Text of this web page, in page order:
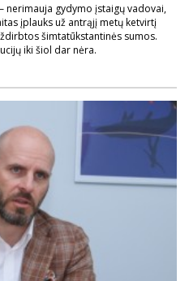
nerimauja gydymo įstaigų vadovai,
įplauks už antrąjį metų ketvirtį
šimtatūkstantinės sumos.
iki šiol dar nėra.